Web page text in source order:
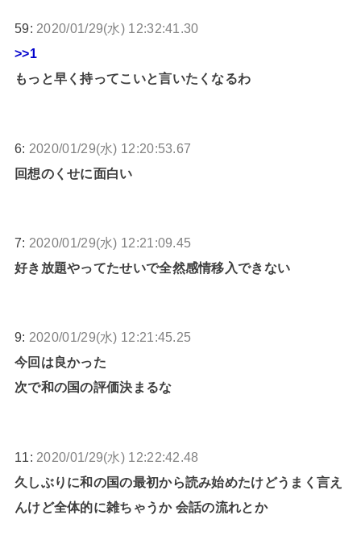
59: 2020/01/29(水) 12:32:41.30
>>1
もっと早く持ってこいと言いたくなるわ
6: 2020/01/29(水) 12:20:53.67
回想のくせに面白い
7: 2020/01/29(水) 12:21:09.45
好き放題やってたせいで全然感情移入できない
9: 2020/01/29(水) 12:21:45.25
今回は良かった
次で和の国の評価決まるな
11: 2020/01/29(水) 12:22:42.48
久しぶりに和の国の最初から読み始めたけどうまく言え
んけど全体的に雑ちゃうか 会話の流れとか